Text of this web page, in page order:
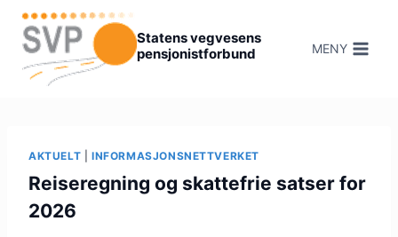
Hopp
innhold
Statens vegvesens
pensjonistforbund
MENY
AKTUELT INFORMASJONSNETTVERKET
Reiseregning og skattefrie satser for
2026